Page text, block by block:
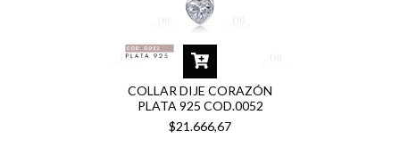
COLLAR DIJE CORAZÓN
PLATA 925 COD.0052
$21.666,67